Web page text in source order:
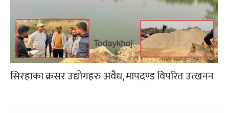
सिरहाका क्रसर उद्योगहरु अवैध, मापदण्ड विपरित उत्खनन